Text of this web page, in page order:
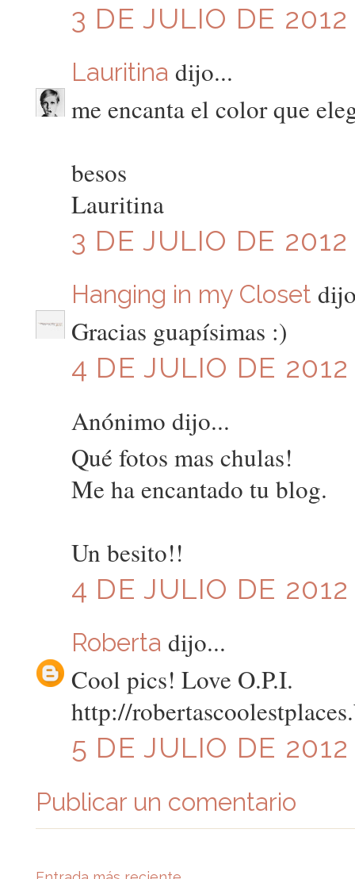
3 DE JULIO DE
Lauritina dijo...
me encanta el color que
besos
Lauritina
3 DE JULIO DE
Hanging in my Closet
Gracias guapísimas :)
4 DE JULIO DE
Anónimo dijo...
Qué fotos mas chulas!
Me ha encantado tu blog.
Un besito!!
4 DE JULIO DE
Roberta dijo...
Cool pics! Love O.P.I.
http://
5 DE JULIO DE
Publicar un comentario